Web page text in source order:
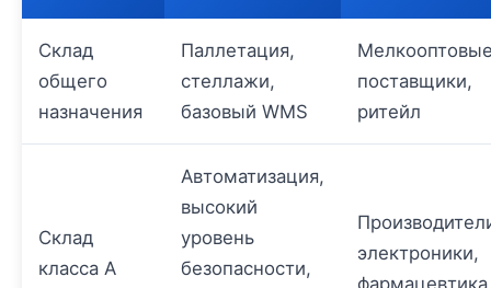
Склад
общего
назначения
Паллетация,
стеллажи,
базовый WMS
поставщики,
ритейл
Склад
класса А
Автоматизация,
высокий
уровень
безопасности,
электроники,